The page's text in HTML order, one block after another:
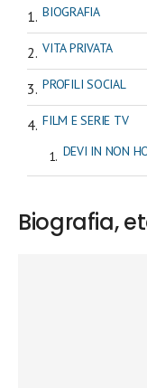
BIOGRAFIA
VITA PRIVATA
PROFILI SOCIAL
FILM E SERIE TV
DEVI IN NON
Biografia,